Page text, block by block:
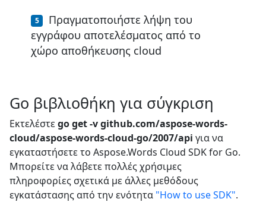
Πραγματοποιήστε λήψη του
εγγράφου αποτελέσματος από το
χώρο αποθήκευσης cloud
Go βιβλιοθήκη για σύγκριση
Εκτελέστεgo get -v github.com/aspose-words-
cloud/aspose-words-cloud-go/2007/api για να
εγκαταστήσετε το Aspose.Words Cloud SDK for Go.
Μπορείτε να λάβετε πολλές χρήσιμες
πληροφορίες σχετικά με άλλες μεθόδους
εγκατάστασης από την ενότητα "How to use SDK".